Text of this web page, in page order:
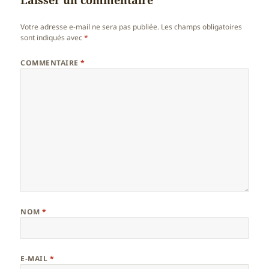
Votre adresse e-mail ne sera pas publiée. Les champs obligatoires
sont indiqués avec*
COMMENTAIRE*
NOM*
E-MAIL *